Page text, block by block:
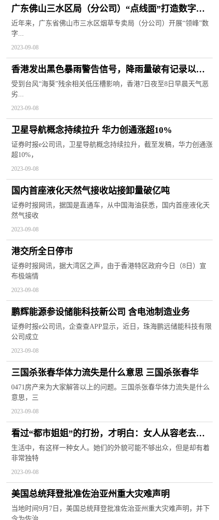
广东佛山三水区局（分公司）“点线面”打造数字技
能人才矩阵
近年来，广东省佛山市三水区烟草专卖局（分公司）开展“领峰”数
字...
2023-09-08
香港发出黑色暴雨警告信号，降雨量破有记录以来
最高纪录
受到台风“海葵”残余相关低压槽影响，香港7日夜至8日早晨天气恶
劣...
2023-09-08
卫星导航概念持续拉升 华力创通涨超10%
证券时报e公司讯，卫星导航概念持续拉升，截至发稿，华力创通涨
超10%，
2023-09-08
国内首座液化天然气接收站接卸量破亿吨
证券时报网讯，据国是直通车，从中国海油获悉，国内首座液化天
然气接收
2023-09-08
港交所全日停市
证券时报网讯，据大湾区之声，由于香港特区政府今日（8日）宣
布极端情
2023-09-08
鹏辉能源参设储能科技新公司 含电池制造业务
证券时报e公司讯，企查查APP显示，近日，珠海鹏远储能科技有限
公司成立
2023-09-08
三国杀张春华体力流失是什么意思 三国杀张春华
0471房产来为大家解答以上的问题。三国杀张春华体力流失是什么
意思，三
2023-09-08
看过“都市姐姐”的打扮，才明白：女人从容老去，
比装嫩更迷人！
生活中，有这样一种女人。她们的外貌可能不够出众，但是却有着
非常独特
2023-09-08
美国总统拜登批准佐治亚州重大灾难声明
当地时间9月7日，美国总统拜登批准佐治亚州重大灾难声明，并下